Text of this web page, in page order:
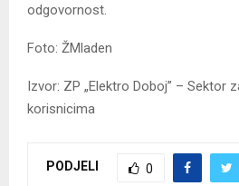
odgovornost.
Foto: ŽMladen
Izvor: ZP „Elektro Doboj” – Sektor
korisnicima
PODJELI 0